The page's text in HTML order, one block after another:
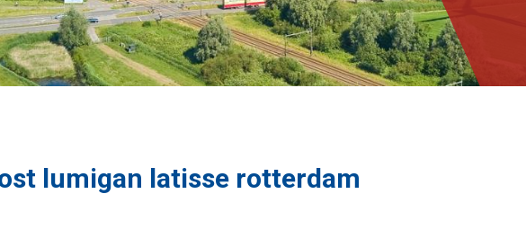
lumigan latisse rotterdam